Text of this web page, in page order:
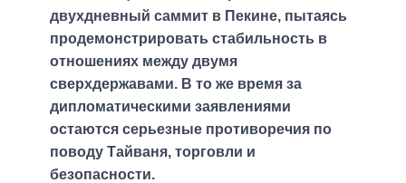
двухдневный саммит в Пекине, пытаясь
продемонстрировать стабильность в
отношениях между двумя
сверхдержавами. В то же время за
дипломатическими заявлениями
остаются серьезные противоречия по
поводу Тайваня, торговли и
безопасности.